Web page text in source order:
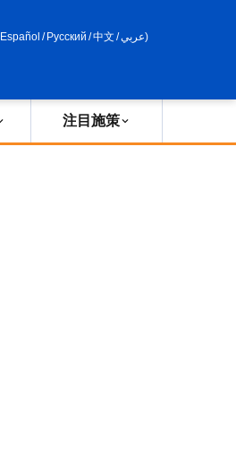
Español / Русский /中文 /عربي)
注目施策